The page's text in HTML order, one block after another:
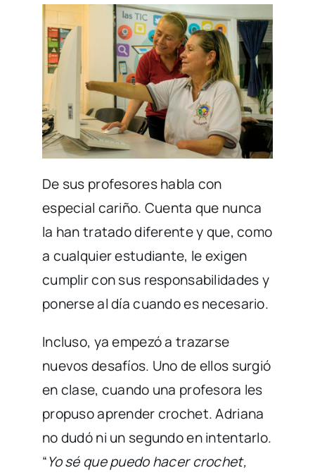
De sus profesores habla con
especial cariño. Cuenta que nunca
la han tratado diferente y que, como
a cualquier estudiante, le exigen
cumplir con sus responsabilidades y
ponerse al día cuando es necesario.
Incluso, ya empezó a trazarse
nuevos desafíos. Uno de ellos surgió
en clase, cuando una profesora les
propuso aprender crochet. Adriana
no dudó ni un segundo en intentarlo.
“Yo sé que puedo hacer crochet,